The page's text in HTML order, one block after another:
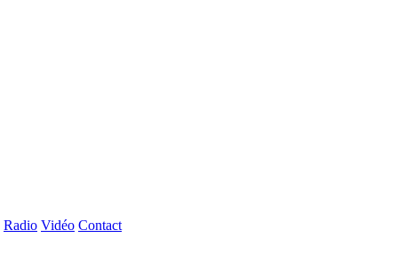
Radio Vidéo Contact